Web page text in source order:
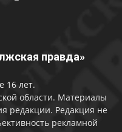
правда»
16 лет.
области. Материалы
редакции. Редакция не
рекламной